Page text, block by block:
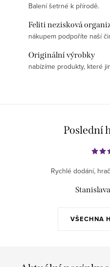
Balení šetrné k přírodě.
Feliti nezisková
nákupem podpoříte naší
Originální výrobky
nabízíme produkty, které
Poslední
VŠECHNA
Rychlé dodání,